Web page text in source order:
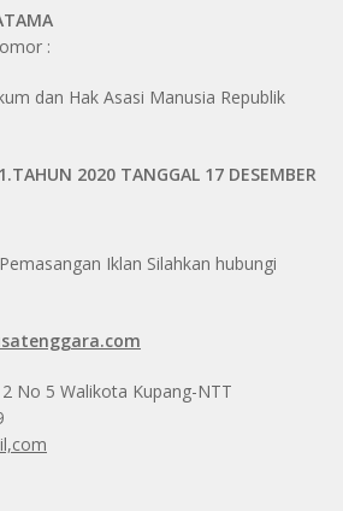
:
dan Hak Asasi Manusia Republik
2020 TANGGAL 17 DESEMBER
Iklan Silahkan hubungi
No 5 Walikota Kupang-NTT